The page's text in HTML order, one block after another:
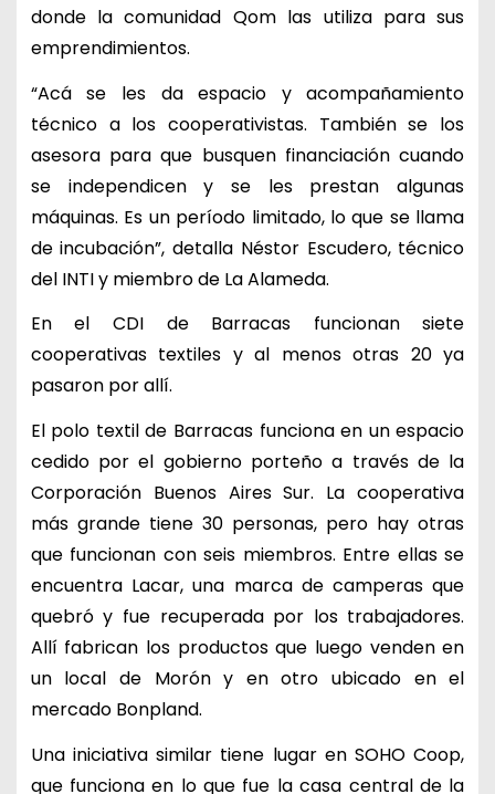
donde la comunidad Qom las utiliza para sus
emprendimientos.
“Acá se les da espacio y acompañamiento
técnico a los cooperativistas. También se los
asesora para que busquen financiación cuando
se independicen y se les prestan algunas
máquinas. Es un período limitado, lo que se llama
de incubación”, detalla Néstor Escudero, técnico
del INTI y miembro de La Alameda.
En el CDI de Barracas funcionan siete
cooperativas textiles y al menos otras 20 ya
pasaron por allí.
El polo textil de Barracas funciona en un espacio
cedido por el gobierno porteño a través de la
Corporación Buenos Aires Sur. La cooperativa
más grande tiene 30 personas, pero hay otras
que funcionan con seis miembros. Entre ellas se
encuentra Lacar, una marca de camperas que
quebró y fue recuperada por los trabajadores.
Allí fabrican los productos que luego venden en
un local de Morón y en otro ubicado en el
mercado Bonpland.
Una iniciativa similar tiene lugar en SOHO Coop,
que funciona en lo que fue la casa central de la